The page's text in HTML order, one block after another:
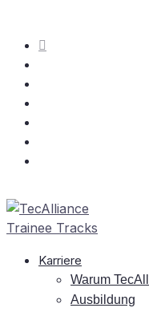
Kar­rie­re
War­um
Aus­bil­dung